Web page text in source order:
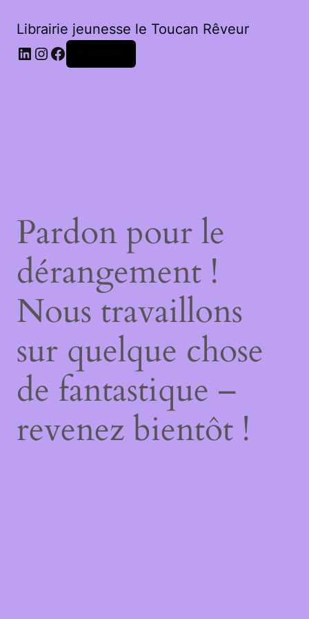
Librairie jeunesse le Toucan Rêveur
LinkedIn
Instagram
Facebook
Pardon pour le
dérangement !
Nous travaillons
sur quelque chose
de fantastique –
revenez bientôt !